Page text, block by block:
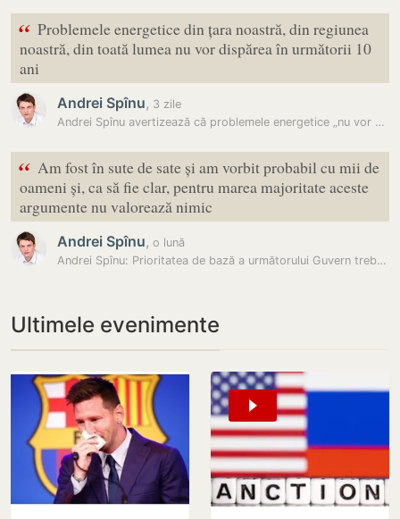
“ Problemele energetice din țara noastră, din regiunea
noastră, din toată lumea nu vor dispărea în următorii 10
ani
Andrei Spînu, 3 zile
Andrei Spînu avertizează că problemele energetice „nu vor dispărea în…
“ Am fost în sute de sate și am vorbit probabil cu mii de
oameni și, ca să fie clar, pentru marea majoritate aceste
argumente nu valorează nimic
Andrei Spînu, o lună
Andrei Spînu: Prioritatea de bază a următorului Guvern trebuie să…
Ultimele evenimente